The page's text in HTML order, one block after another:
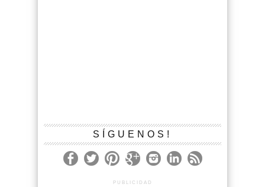
SÍGUENOS!
PUBLICIDAD